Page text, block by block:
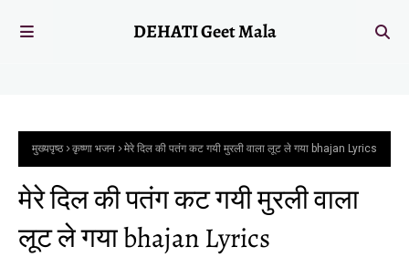
DEHATI Geet Mala
मुख्यपृष्ठ कृष्णा भजन मेरे दिल की पतंग कट गयी मुरली वाला लूट ले गया bhajan Lyrics
मेरे दिल की पतंग कट गयी मुरली वाला
लूट ले गया bhajan Lyrics